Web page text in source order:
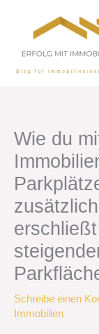
springen
Wie du
Schreibe einen
Immobilien